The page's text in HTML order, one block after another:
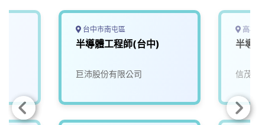
台中市南屯區
半導體工程師(台中)
巨沛股份有限公司
高雄
半導
信茂科